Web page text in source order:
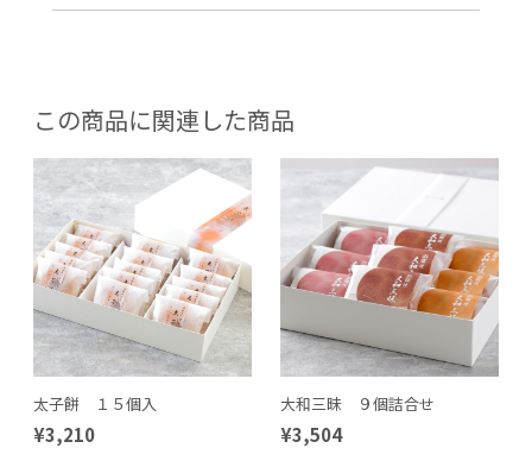
この商品に関連した商品
太子餅 １５個入
¥3,210
大和三昧 ９個詰合せ
¥3,504